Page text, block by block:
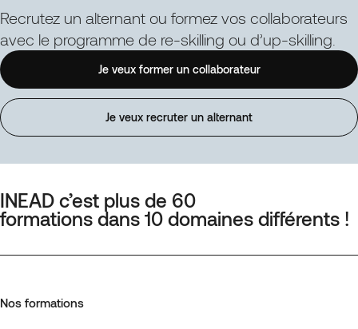
Recrutez un alternant ou formez vos collaborateurs
avec le programme de re-skilling ou d’up-skilling.
Je veux former un collaborateur
Je veux recruter un alternant
INEAD c’est plus de 60
formations dans 10 domaines différents !
Nos formations